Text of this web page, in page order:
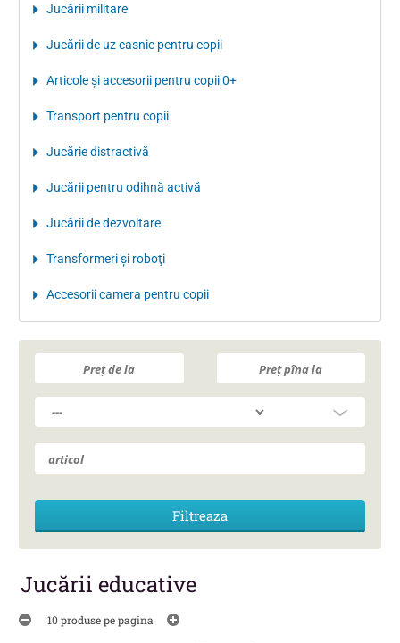
Jucării militare
Jucării de uz casnic pentru copii
Articole şi accesorii pentru copii 0+
Transport pentru copii
Jucărie distractivă
Jucării pentru odihnă activă
Jucării de dezvoltare
Transformeri şi roboţi
Accesorii camera pentru copii
Jucării educative
10 produse pe pagina